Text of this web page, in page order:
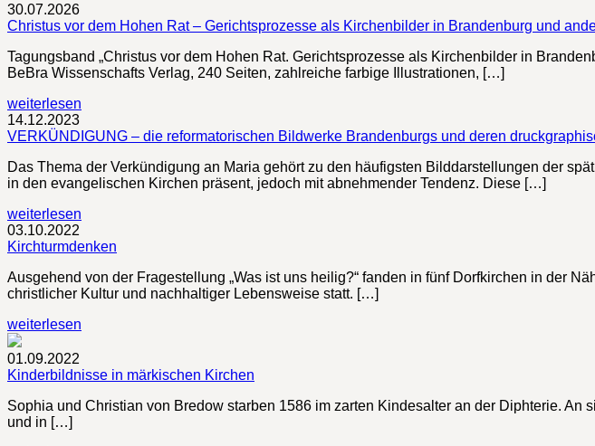
30.07.2026
Christus vor dem Hohen Rat – Gerichtsprozesse als Kirchenbilder in Brandenburg und
Tagungsband „Christus vor dem Hohen Rat. Gerichtsprozesse als Kirchenbilder in
BeBra Wissenschafts Verlag, 240 Seiten, zahlreiche farbige Illustrationen, […]
weiterlesen
14.12.2023
VERKÜNDIGUNG – die reformatorischen Bildwerke Brandenburgs und deren
Das Thema der Verkündigung an Maria gehört zu den häufigsten Bilddarstellungen der
in den evangelischen Kirchen präsent, jedoch mit abnehmender Tendenz. Diese […]
weiterlesen
03.10.2022
Kirchturmdenken
Ausgehend von der Fragestellung „Was ist uns heilig?“ fanden in fünf Dorfkirchen in der
christlicher Kultur und nachhaltiger Lebensweise statt. […]
weiterlesen
01.09.2022
Kinderbildnisse in märkischen Kirchen
Sophia und Christian von Bredow starben 1586 im zarten Kindesalter an der Diphterie.
und in […]